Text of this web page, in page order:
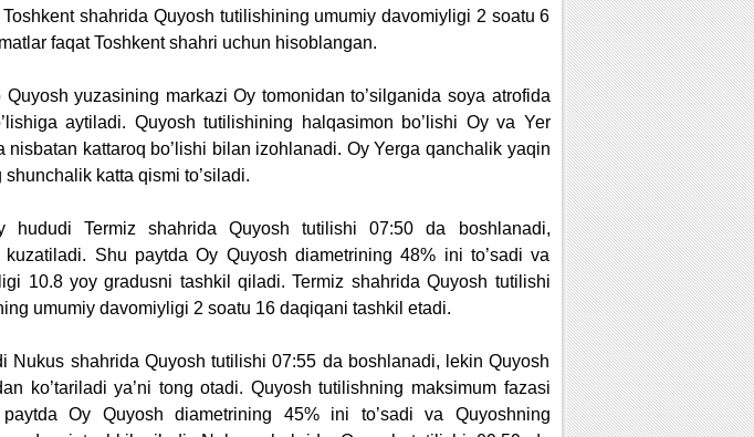
shahrida Quyosh tutilishining umumiy davomiyligi 2 soatu 6
faqat Toshkent shahri uchun hisoblangan.
yuzasining markazi Oy tomonidan to’silganida soya atrofida
aytiladi. Quyosh tutilishining halqasimon bo’lishi Oy va Yer
kattaroq bo’lishi bilan izohlanadi. Oy Yerga qanchalik yaqin
katta qismi to’siladi.
hududi Termiz shahrida Quyosh tutilishi 07:50 da boshlanadi,
Shu paytda Oy Quyosh diametrining 48% ini to’sadi va
10.8 yoy gradusni tashkil qiladi. Termiz shahrida Quyosh tutilishi
umumiy davomiyligi 2 soatu 16 daqiqani tashkil etadi.
Nukus shahrida Quyosh tutilishi 07:55 da boshlanadi, lekin Quyosh
ko’tariladi ya’ni tong otadi. Quyosh tutilishning maksimum fazasi
Oy Quyosh diametrining 45% ini to’sadi va Quyoshning